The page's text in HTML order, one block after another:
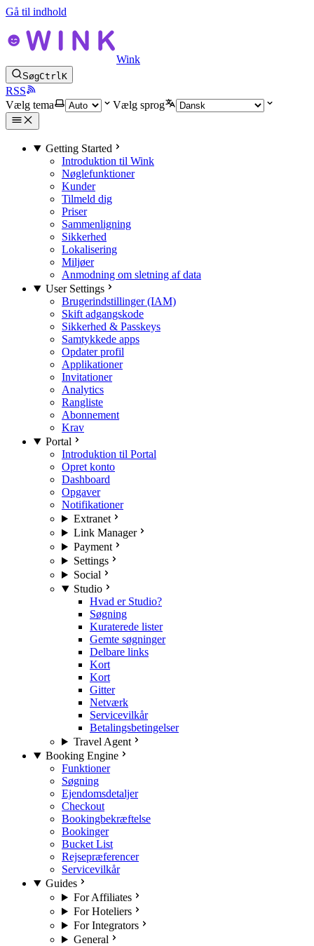
Gå til indhold
Wink
SøgCtrlK
RSS
Vælg tema
Vælg sprog
Getting Started
Introduktion til Wink
Nøglefunktioner
Kunder
Tilmeld dig
Priser
Sammenligning
Sikkerhed
Lokalisering
Miljøer
Anmodning om sletning af data
User Settings
Brugerindstillinger (IAM)
Skift adgangskode
Sikkerhed & Passkeys
Samtykkede apps
Opdater profil
Applikationer
Invitationer
Analytics
Rangliste
Abonnement
Krav
Portal
Introduktion til Portal
Opret konto
Dashboard
Opgaver
Notifikationer
Extranet
Link Manager
Payment
Settings
Social
Studio
Hvad er Studio?
Søgning
Kuraterede lister
Gemte søgninger
Delbare links
Kort
Kort
Gitter
Netværk
Servicevilkår
Betalingsbetingelser
Travel Agent
Booking Engine
Funktioner
Søgning
Ejendomsdetaljer
Checkout
Bookingbekræftelse
Bookinger
Bucket List
Rejsepræferencer
Servicevilkår
Guides
For Affiliates
For Hoteliers
For Integrators
General